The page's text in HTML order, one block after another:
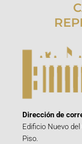
Dirección de
Edificio Nuevo
Piso.